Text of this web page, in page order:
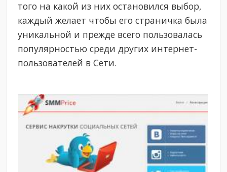
того на какой из них остановился выбор,
каждый желает чтобы его страничка была
уникальной и прежде всего пользовалась
популярностью среди других интернет-
пользователей в Сети.